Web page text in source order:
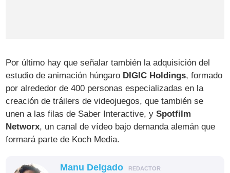
Por último hay que señalar también la adquisición del
estudio de animación húngaro DIGIC Holdings, formado
por alrededor de 400 personas especializadas en la
creación de tráilers de videojuegos, que también se
unen a las filas de Saber Interactive, ySpotfilm
Networx, un canal de vídeo bajo demanda alemán que
formará parte de Koch Media.
Manu Delgado REDACTOR